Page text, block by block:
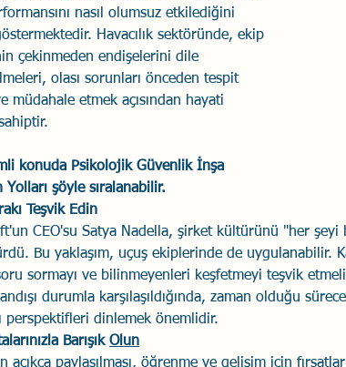
nasıl olumsuz etkilediğini
Havacılık sektöründe, ekip
çekinmeden endişelerini dile
olası sorunları önceden tespit
müdahale etmek açısından hayati
konuda Psikolojik Güvenlik İnşa
Yolları şöyle sıralanabilir.
Teşvik Edin
CEO'su Satya Nadella, şirket kültürünü "her
Bu yaklaşım, uçuş ekiplerinde de uygulanabilir.
sormayı ve bilinmeyenleri keşfetmeyi teşvik
durumla karşılaşıldığında, zaman olduğu
perspektifleri dinlemek önemlidir.
Barışık Olun
açıkça paylaşılması, öğrenme ve gelişim için